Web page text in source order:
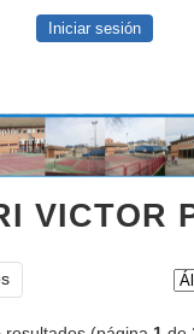
Iniciar sesión
VICTOR